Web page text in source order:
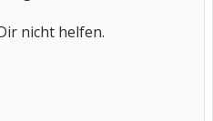
nicht helfen.